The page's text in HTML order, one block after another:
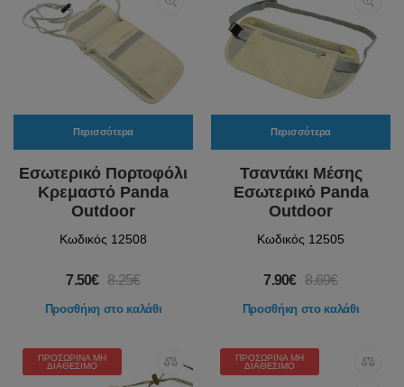
Περισσότερα
Εσωτερικό Πορτοφόλι
Κρεμαστό Panda
Outdoor
Κωδικός 12508
7.50€ 8.25€
Προσθήκη στο καλάθι
Περισσότερα
Τσαντάκι Μέσης
Εσωτερικό Panda
Outdoor
Κωδικός 12505
7.90€ 8.69€
Προσθήκη στο καλάθι
ΠΡΟΣΩΡΙΝΆ ΜΗ
ΔΙΑΘΈΣΙΜΟ
ΠΡΟΣΩΡΙΝΆ ΜΗ
ΔΙΑΘΈΣΙΜΟ